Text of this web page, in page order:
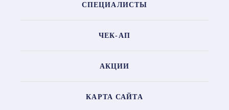
СПЕЦИАЛИСТЫ
ЧЕК-АП
АКЦИИ
КАРТА САЙТА